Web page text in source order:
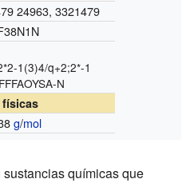
24963, 3321479
1(3)4/q+2;2*-1
N
físicas
g/mol
sustancias químicas que